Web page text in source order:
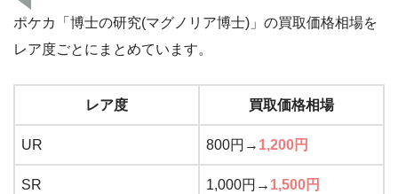
ポケカ「博士の研究(マグノリア博士)」の買取価格相場を
レア度ごとにまとめています。
レア度 買取価格相場
UR 800円→ 1,200円
SR 1,000円→ 1,500円